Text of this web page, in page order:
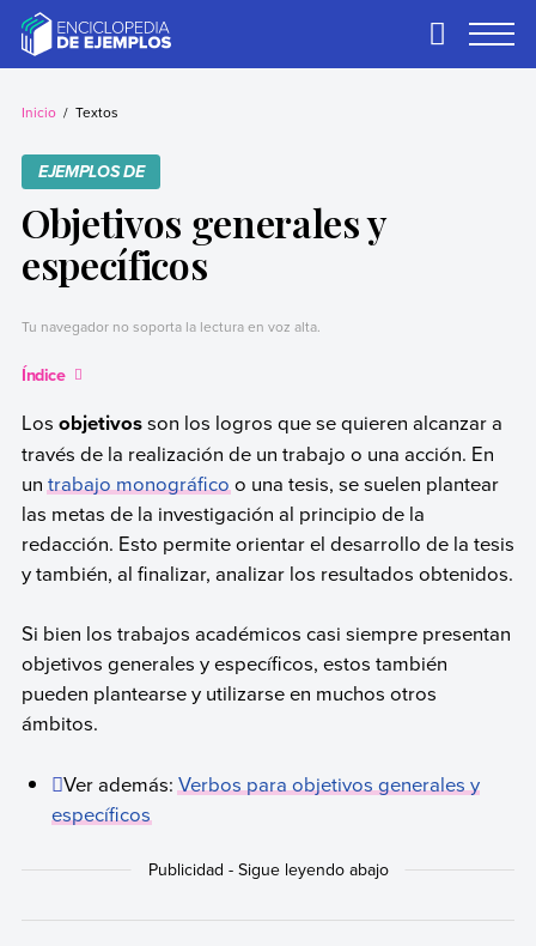
contentEjemplos
Necesitas ejemplos.
Primary
Inicio Textos
EJEMPLOS DE
Objetivos generales y
específicos
Tu navegador no soporta la lectura en voz alta.
Índice
Los objetivosson los logros que se quieren alcanzar a
través de la realización de un trabajo o una acción. En
untrabajo monográficoo una tesis, se suelen plantear
las metas de la investigación al principio de la
redacción. Esto permite orientar el desarrollo de la tesis
y también, al finalizar, analizar los resultados obtenidos.
Si bien los trabajos académicos casi siempre presentan
objetivos generales y específicos, estos también
pueden plantearse y utilizarse en muchos otros
ámbitos.
Ver además:Verbos para objetivos generales y
específicos